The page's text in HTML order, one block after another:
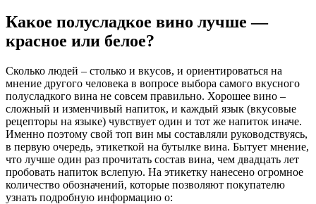
Какое полусладкое вино лучше —
красное или белое?
Сколько людей – столько и вкусов, и ориентироваться на
мнение другого человека в вопросе выбора самого вкусного
полусладкого вина не совсем правильно. Хорошее вино –
сложный и изменчивый напиток, и каждый язык (вкусовые
рецепторы на языке) чувствует один и тот же напиток иначе.
Именно поэтому свой топ вин мы составляли руководствуясь,
в первую очередь, этикеткой на бутылке вина. Бытует мнение,
что лучше один раз прочитать состав вина, чем двадцать лет
пробовать напиток вслепую. На этикетку нанесено огромное
количество обозначений, которые позволяют покупателю
узнать подробную информацию о: